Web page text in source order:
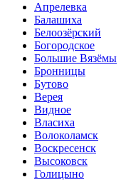
Апрелевка
Балашиха
Белоозёрский
Богородское
Большие Вязёмы
Бронницы
Бутово
Верея
Видное
Власиха
Волоколамск
Воскресенск
Высоковск
Голицыно